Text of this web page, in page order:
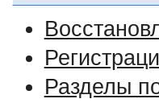
Разделы